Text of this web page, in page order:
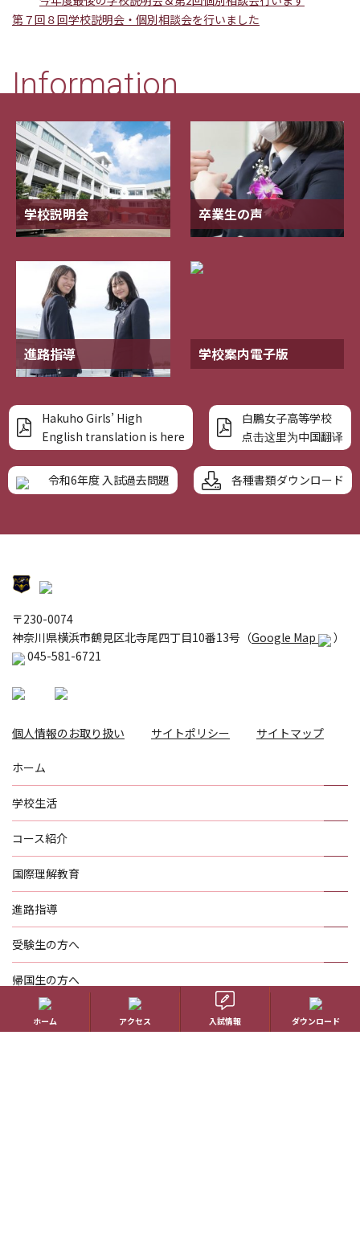
第７回８回学校説明会・個別相談会を行いました
Information
学校説明会 卒業生の声
進路指導 学校案内電子版
Hakuho Girls’ High
English translation is here
白鵬女子高等学校
点击这里为中国翻译
令和6年度 入試過去問題 各種書類ダウンロード
〒230-0074
神奈川県横浜市鶴見区北寺尾四丁目10番13号（Google Map
）
045-581-6721
個人情報のお取り扱い サイトポリシー サイトマップ
ホーム
学校生活
コース紹介
国際理解教育
進路指導
受験生の方へ
帰国生の方へ
学校概要
ホーム アクセス 入試情報 ダウンロード